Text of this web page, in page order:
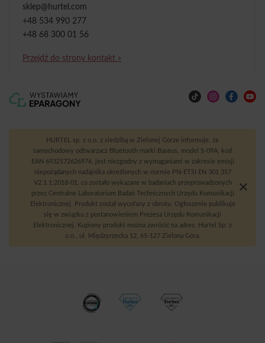
sklep@hurtel.com
+48 534 990 277
+48 68 300 01 56
Przejdź do strony kontakt »
HURTEL sp. z o.o. z siedzibą w Zielonej Górze informuje, że
samochodowy odtwarzacz Bluetooth marki Baseus, model S-09A, kod
EAN 6932172626976, jest niezgodny z wymaganiami w zakresie emisji
niepożądanych nadajnika określonych w normie PN-ETSI EN 301 357
V2.1.1:2018-01, co zostało wykazane w badaniach przeprowadzonych
przez Centralne Laboratorium Badań Technicznych Urzędu Komunikacji
Elektronicznej. Produkt został wycofany z obrotu. Ogłoszenie publikuje
się w związku z postanowieniem Prezesa Urzędu Komunikacji
Elektronicznej. Kupiony produkt można zwrócić na adres: Hurtel Sp. z
o.o., ul. Międzyrzecka 12, 65-127 Zielona Góra.